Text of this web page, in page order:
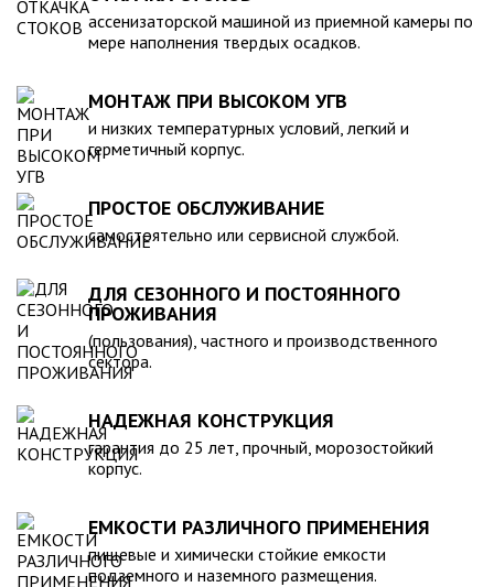
компанией, произведена в полном соответствии с
действующими стандартами и полностью безопасна в
экологическом отношении.
ассенизаторской машиной из приемной камеры по
мере наполнения твердых осадков.
МОНТАЖ ПРИ ВЫСОКОМ УГВ
и низких температурных условий, легкий и
герметичный корпус.
ПРОСТОЕ ОБСЛУЖИВАНИЕ
самостоятельно или сервисной службой.
ДЛЯ СЕЗОННОГО И ПОСТОЯННОГО
ПРОЖИВАНИЯ
(пользования), частного и производственного
сектора.
НАДЕЖНАЯ КОНСТРУКЦИЯ
гарантия до 25 лет, прочный, морозостойкий
корпус.
ЕМКОСТИ РАЗЛИЧНОГО ПРИМЕНЕНИЯ
пищевые и химически стойкие емкости
подземного и наземного размещения.